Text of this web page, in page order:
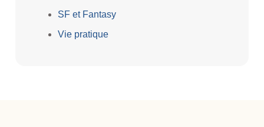
SF et Fantasy
Vie pratique